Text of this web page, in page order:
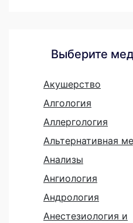
Выберите
Акушерство
Алгология
Аллергология
Альтернативная
Анализы
Ангиология
Андрология
Анестезиология и